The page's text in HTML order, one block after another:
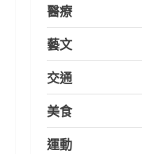
醫療
藝文
交通
美食
運動